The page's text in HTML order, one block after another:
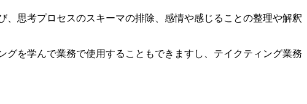
思考プロセスのスキーマの排除、感情や感じることの整理や解釈
を学んで業務で使用することもできますし、テイクティング業務